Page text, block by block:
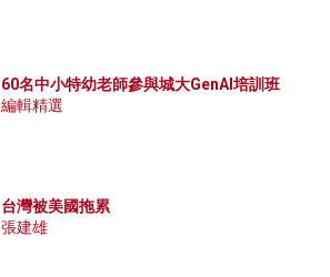
60名中小特幼老師參與城大GenAI培訓班
編輯精選
台灣被美國拖累
張建雄